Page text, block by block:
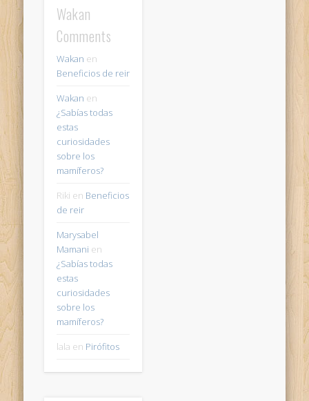
Wakan
Comments
Wakan en
Beneficios de reir
Wakan en
¿Sabías todas
estas
curiosidades
sobre los
mamíferos?
Riki en Beneficios
de reir
Marysabel
Mamani en
¿Sabías todas
estas
curiosidades
sobre los
mamíferos?
lala en Pirófitos